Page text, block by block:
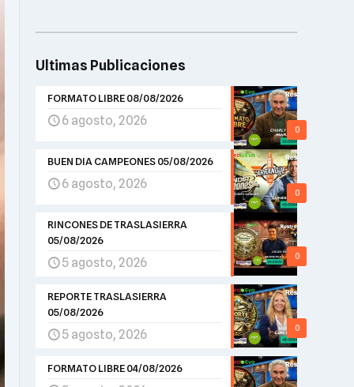
Ultimas Publicaciones
0
FORMATO LIBRE 08/08/2026
6 agosto, 2026
0
BUEN DIA CAMPEONES 05/08/2026
6 agosto, 2026
0
RINCONES DE TRASLASIERRA
05/08/2026
5 agosto, 2026
0
REPORTE TRASLASIERRA
05/08/2026
5 agosto, 2026
FORMATO LIBRE 04/08/2026